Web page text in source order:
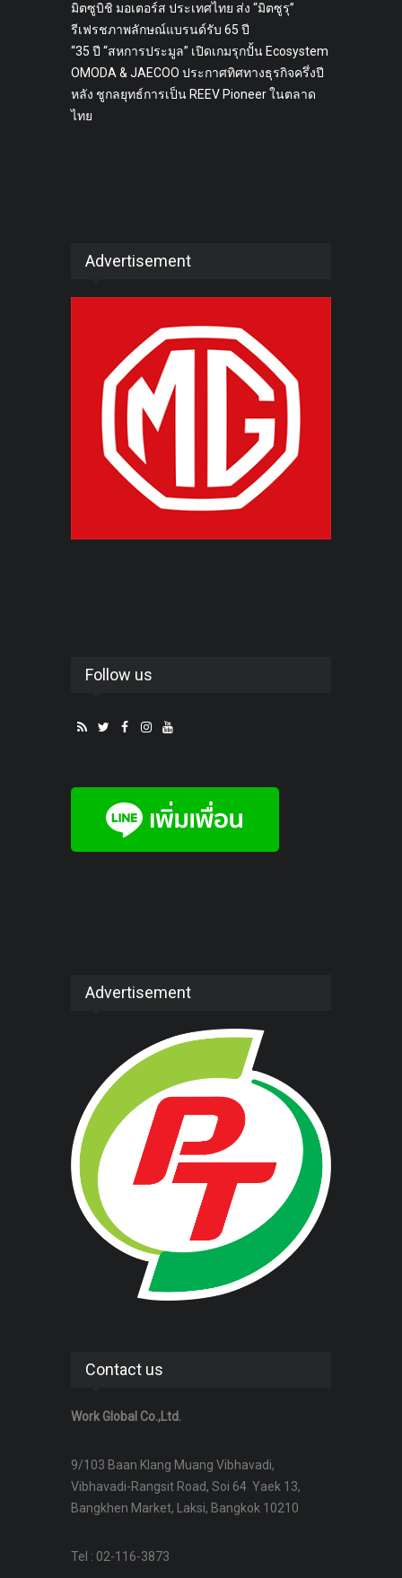
มิตซูบิชิ มอเตอร์ส ประเทศไทย ส่ง “มิตซูรุ”
รีเฟรชภาพลักษณ์แบรนด์รับ 65 ปี
“35 ปี “สหการประมูล” เปิดเกมรุกปั้น Ecosystem
OMODA & JAECOO ประกาศทิศทางธุรกิจครึ่งปี
หลัง ชูกลยุทธ์การเป็น REEV Pioneer ในตลาด
ไทย
Advertisement
Follow us
Advertisement
Contact us
Work Global Co.,Ltd.
9/103 Baan Klang Muang Vibhavadi,
Vibhavadi-Rangsit Road, Soi 64 Yaek 13,
Bangkhen Market, Laksi, Bangkok 10210
Tel : 02-116-3873